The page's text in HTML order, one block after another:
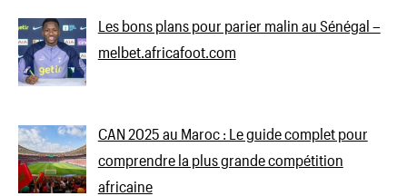
Les bons plans pour parier malin au Sénégal –
melbet.africafoot.com
CAN 2025 au Maroc : Le guide complet pour
comprendre la plus grande compétition
africaine